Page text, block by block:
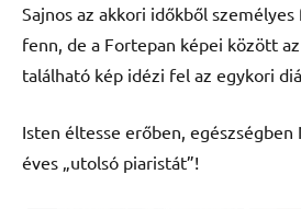
Sajnos az akkori időkből
fenn, de a Fortepan képei között
található kép idézi fel az egykori
Isten éltesse erőben,
éves „utolsó piaristát”!